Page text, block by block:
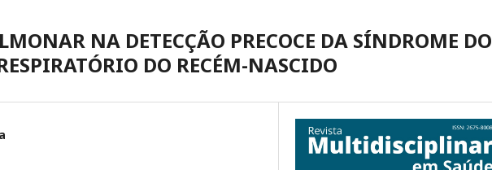
NA DETECÇÃO PRECOCE DA SÍNDROME DO
DO RECÉM-NASCIDO